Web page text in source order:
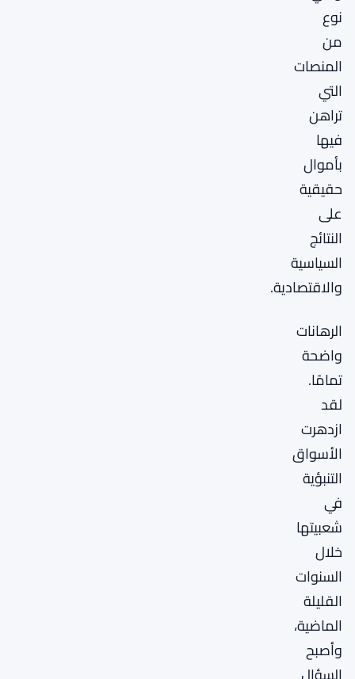
نوع
من
المنصات
التي
تراهن
فيها
بأموال
حقيقية
على
النتائج
السياسية
والاقتصادية.
الرهانات
واضحة
تمامًا.
لقد
ازدهرت
الأسواق
التنبؤية
في
شعبيتها
خلال
السنوات
القليلة
الماضية،
وأصبح